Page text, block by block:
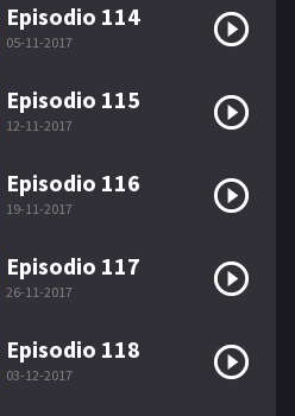
Episodio 114
05-11-2017
Episodio 115
12-11-2017
Episodio 116
19-11-2017
Episodio 117
26-11-2017
Episodio 118
03-12-2017